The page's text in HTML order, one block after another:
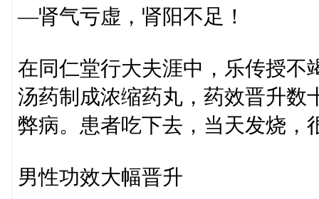
—肾气亏虚，肾阳不足！
在同仁堂行大夫涯中，乐传授不
汤药制成浓缩药丸，药效晋升数
弊病。患者吃下去，当天发烧，
男性功效大幅晋升